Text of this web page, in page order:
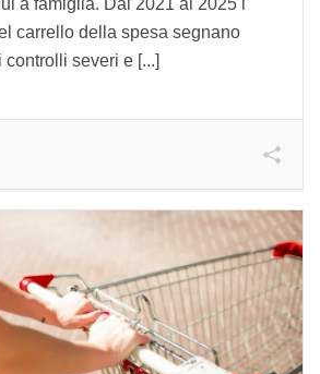
a famiglia. Dal 2021 al 2025 i
carrello della spesa segnano
severi e [...]